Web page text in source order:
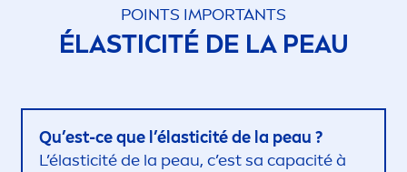
POINTS IMPORTANTS
ÉLASTICITÉ DE LA PEAU
Qu’est-ce que l’élasticité de la peau ?
L’élasticité de la peau, c’est sa capacité à